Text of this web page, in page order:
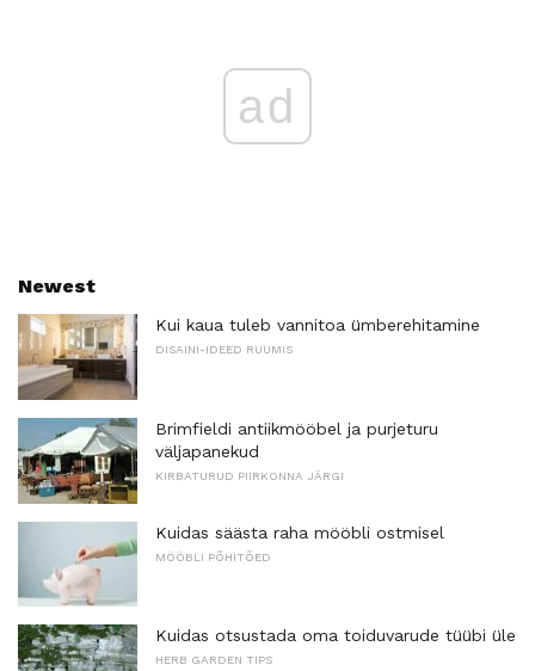
ad
Newest
Kui kaua tuleb vannitoa ümberehitamine
DISAINI-IDEED RUUMIS
Brimfieldi antiikmööbel ja purjeturu
väljapanekud
KIRBATURUD PIIRKONNA JÄRGI
Kuidas säästa raha mööbli ostmisel
MÖÖBLI PÕHITÕED
Kuidas otsustada oma toiduvarude tüübi üle
HERB GARDEN TIPS